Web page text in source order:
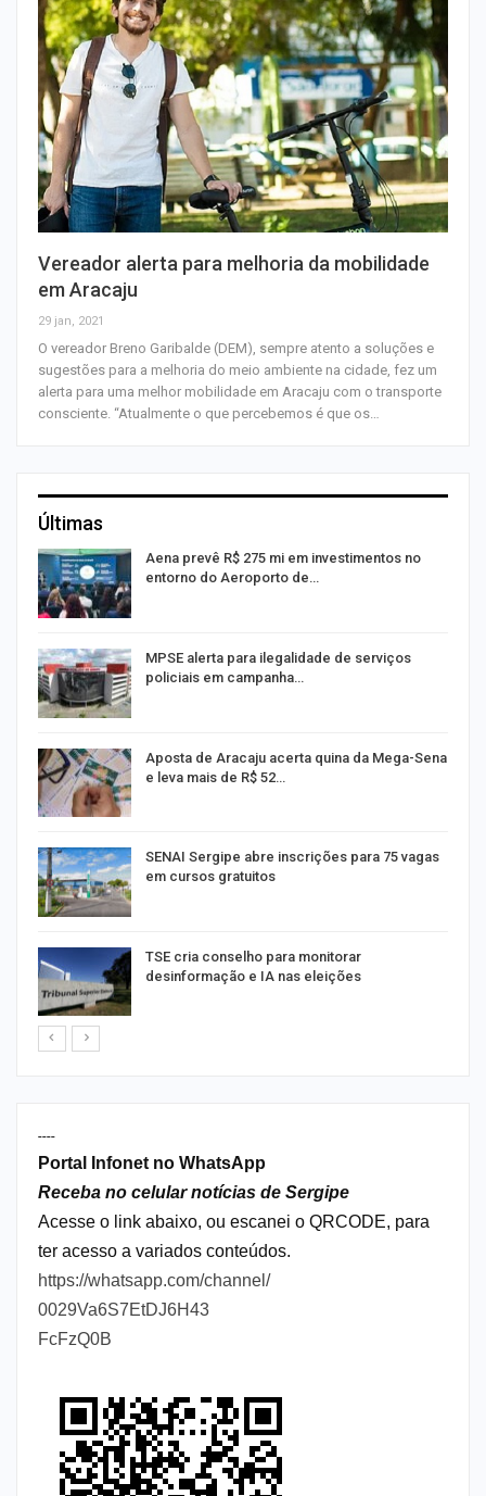
Vereador alerta para melhoria da mobilidade
em Aracaju
29 jan, 2021
O vereador Breno Garibalde (DEM), sempre atento a soluções e
sugestões para a melhoria do meio ambiente na cidade, fez um
alerta para uma melhor mobilidade em Aracaju com o transporte
consciente. “Atualmente o que percebemos é que os…
Últimas
Aena prevê R$ 275 mi em investimentos no
entorno do Aeroporto de…
MPSE alerta para ilegalidade de serviços
policiais em campanha…
Aposta de Aracaju acerta quina da Mega-Sena
e leva mais de R$ 52…
SENAI Sergipe abre inscrições para 75 vagas
em cursos gratuitos
TSE cria conselho para monitorar
desinformação e IA nas eleições
----
Portal Infonet no WhatsApp
Receba no celular notícias de Sergipe
Acesse o link abaixo, ou escanei o QRCODE, para
ter acesso a variados conteúdos.
https://whatsapp.com/channel/
0029Va6S7EtDJ6H43
FcFzQ0B